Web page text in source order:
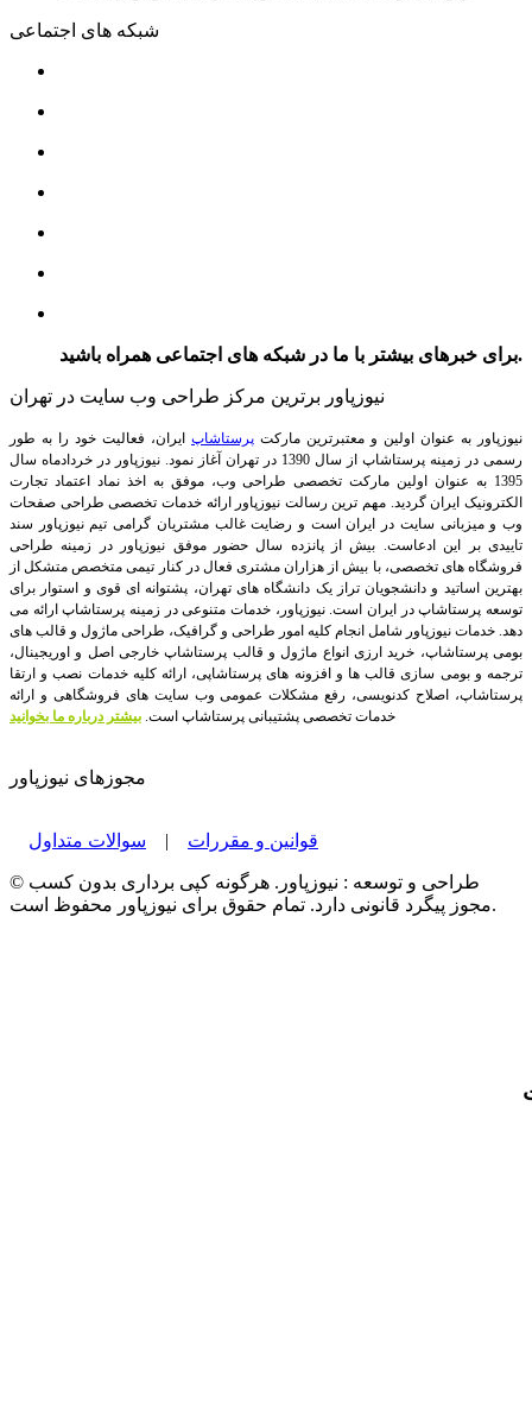
شبکه های اجتماعی
برای خبرهای بیشتر با ما در شبکه های اجتماعی همراه باشید.
نیوزپاور برترین مرکز طراحی وب سایت در تهران
نیوزپاور به عنوان اولین و معتبرترین مارکت پرستاشاپ ایران، فعالیت خود را به طور
رسمی در زمینه پرستاشاپ از سال 1390 در تهران آغاز نمود. نیوزپاور در خردادماه سال
1395 به عنوان اولین مارکت تخصصی طراحی وب، موفق به اخذ نماد اعتماد تجارت
الکترونیک ایران گردید. مهم ترین رسالت نیوزپاور ارائه خدمات تخصصی طراحی صفحات
وب و میزبانی سایت در ایران است و رضایت غالب مشتریان گرامی تیم نیوزپاور سند
تاییدی بر این ادعاست. بیش از پانزده سال حضور موفق نیوزپاور در زمینه طراحی
فروشگاه های تخصصی، با بیش از هزاران مشتری فعال در کنار تیمی متخصص متشکل از
بهترین اساتید و دانشجویان تراز یک دانشگاه های تهران، پشتوانه ای قوی و استوار برای
توسعه پرستاشاپ در ایران است.نیوزپاور، خدمات متنوعی در زمینه پرستاشاپ ارائه می
دهد. خدمات نیوزپاور شامل انجام کلیه امور طراحی و گرافیک، طراحی ماژول و قالب های
بومی پرستاشاپ، خرید ارزی انواع ماژول و قالب پرستاشاپ خارجی اصل و اوریجینال،
ترجمه و بومی سازی قالب ها و افزونه های پرستاشاپی، ارائه کلیه خدمات نصب و ارتقا
پرستاشاپ، اصلاح کدنویسی، رفع مشکلات عمومی وب سایت های فروشگاهی و ارائه
خدمات تخصصی پشتیبانی پرستاشاپ است. بیشتر درباره ما بخوانید
مجوزهای نیوزپاور
قوانین و مقررات | سوالات متداول
© طراحی و توسعه : نیوزپاور. هرگونه کپی برداری بدون کسب
مجوز پیگرد قانونی دارد. تمام حقوق برای نیوزپاور محفوظ است.